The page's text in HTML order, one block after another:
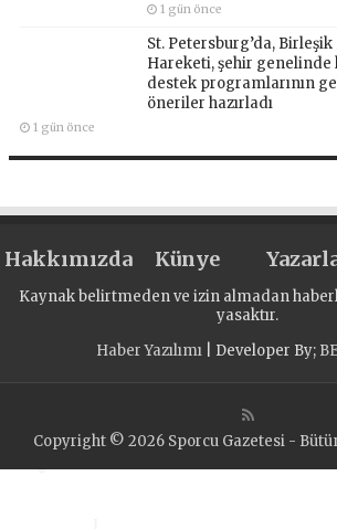
1 gün önce
St. Petersburg’da, Birleşik
Hareketi, şehir genelinde
destek programlarının
öneriler hazırladı
1 gün önce
Hakkımızda Künye
Kaynak belirtmeden ve izin almadan
yasaktır.
Haber Yazılımı | Developer By;
Copyright © 2026 Sporcu Gazetesi -